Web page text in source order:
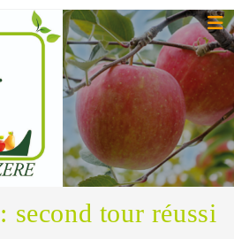
second tour réussi